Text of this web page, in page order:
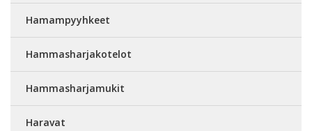
Hamampyyhkeet
Hammasharjakotelot
Hammasharjamukit
Haravat